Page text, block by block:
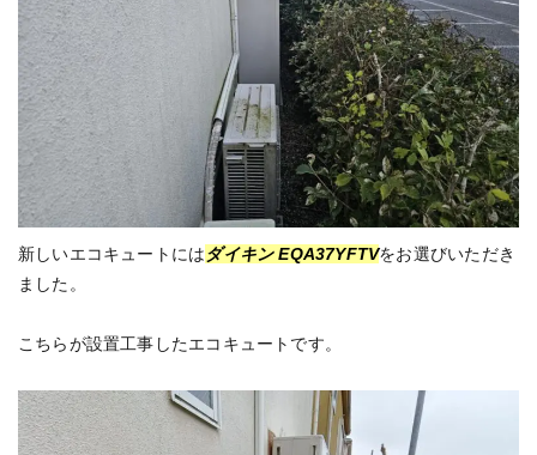
新しいエコキュートにはダイキン EQA37YFTVをお選びいただき
ました。
こちらが設置工事したエコキュートです。